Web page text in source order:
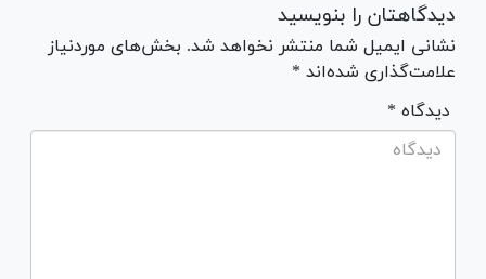
دیدگاهتان را بنویسید
نشانی ایمیل شما منتشر نخواهد شد. بخش‌های موردنیاز
علامت‌گذاری شده‌اند *
* دیدگاه